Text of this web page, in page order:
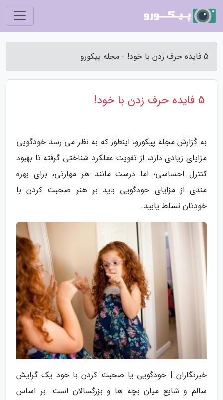
5 فایده حرف زدن با خود! - مجله پیکورو
5 فایده حرف زدن با خود!
به گزارش مجله پیکورو، اینطور که به نظر می رسد خودگویی
مزایای زیادی دارد، از تقویت عملکرد شناختی گرفته تا بهبود
کنترل احساسی؛ اما درست مانند هر مهارتی، برای بهره
مندی از مزایای خودگویی باید بر هنر صحبت کردن با
خودتان تسلط یابید.
خبرنگاران | خودگویی یا صحبت کردن با خود یک گرایش
سالم و شایع میان بچه ها و بزرگسالان است. بر اساس